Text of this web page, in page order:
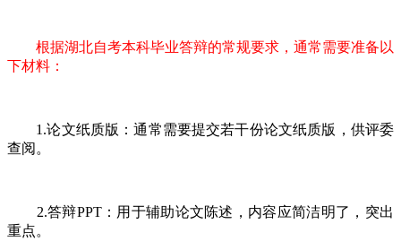
根据湖北自考本科毕业答辩的常规要求，通常需要准备以
下材料：
1.论文纸质版：通常需要提交若干份论文纸质版，供评委
查阅。
2.答辩PPT：用于辅助论文陈述，内容应简洁明了，突出
重点。